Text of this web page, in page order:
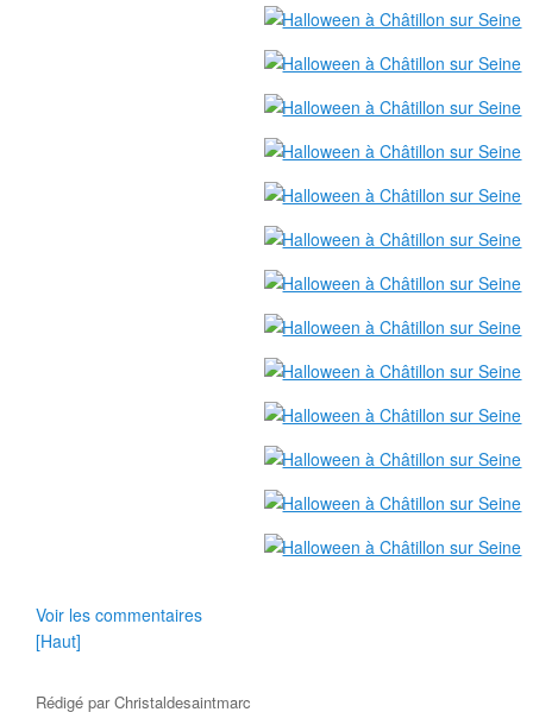
Voir les commentaires
[Haut]
Rédigé parChristaldesaintmarc